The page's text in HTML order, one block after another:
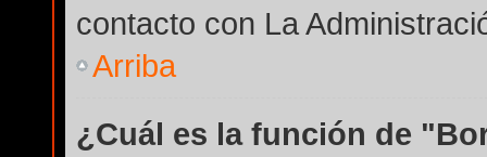
contacto con La
Arriba
¿Cuál es la función de